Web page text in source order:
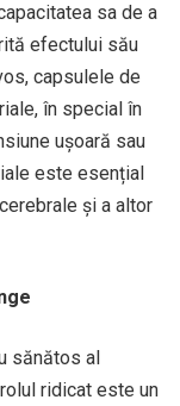
sa de a
efectului său
capsulele de
în special în
ușoară sau
este esențial
și a altor
sănătos al
ridicat este un